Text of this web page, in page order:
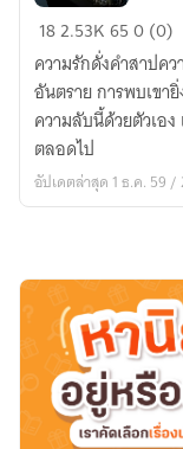
สาป
ห้วง
วารี
(จบ)
182.53K650 (0)
ความรักดั่งคำสาปค
อันตราย การพบเขา
ความลับนี้ด้วยตัวเอ
ตลอดไป
อัปเดตล่าสุด 1 ธ.ค. 59 /